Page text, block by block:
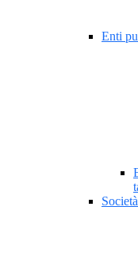
Enti